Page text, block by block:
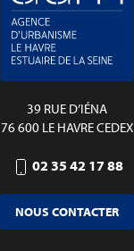
39 RUE D’IÉNA
76 600 LE HAVRE CEDEX
02 35 42 17 88
NOUS CONTACTER